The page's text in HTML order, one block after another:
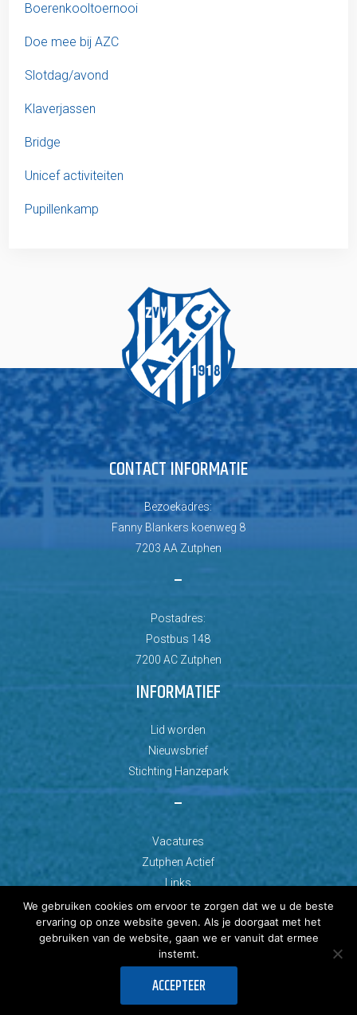
Boerenkooltoernooi
Doe mee bij AZC
Slotdag/avond
Klaverjassen
Bridge
Unicef activiteiten
Pupillenkamp
CONTACT INFORMATIE
Bezoekadres:
Fanny Blankers koenweg 8
7203 AA Zutphen
–
Postadres:
Postbus 148
7200 AC Zutphen
INFORMATIEF
Lid worden
Nieuwsbrief
Stichting Hanzepark
–
Vacatures
Zutphen Actief
Links
© Copyright 2026 AZC Zutphen
Ontwikkeld door: Best4u Group B.V.
We gebruiken cookies om ervoor te zorgen dat we u de beste
ervaring op onze website geven. Als je doorgaat met het
gebruiken van de website, gaan we er vanuit dat ermee
instemt.
ACCEPTEER